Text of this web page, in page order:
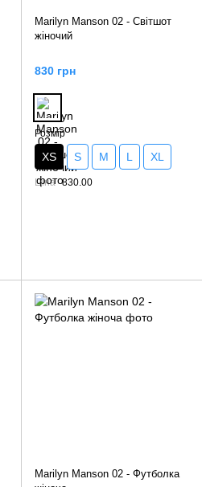
Marilyn Manson 02 - Світшот
жіночий
830 грн
Розмір
XS S M L XL
Ціна 830.00
Marilyn Manson 02 - Футболка